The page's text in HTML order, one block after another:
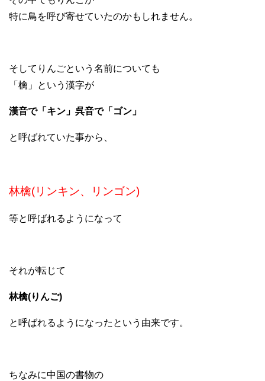
特に鳥を呼び寄せていたのかもしれません。
そしてりんごという名前についても
「檎」という漢字が
漢音で「キン」呉音で「ゴン」
と呼ばれていた事から、
林檎(リンキン、リンゴン)
等と呼ばれるようになって
それが転じて
林檎(りんご)
と呼ばれるようになったという由来です。
ちなみに中国の書物の